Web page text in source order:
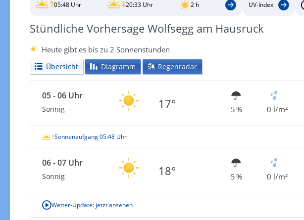
05:48 Uhr 20:33 Uhr 2 h UV-Index
Stündliche Vorhersage Wolfsegg am Hausruck
Heute gibt es bis zu 2 Sonnenstunden
Übersicht Diagramm Regenradar
05 - 06 Uhr
Sonnig 17° 5 % 0 l/m²
Sonnenaufgang 05:48 Uhr
06 - 07 Uhr
Sonnig 18° 5 % 0 l/m²
Wetter-Update: jetzt ansehen